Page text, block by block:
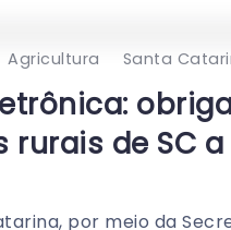
Agricultura Santa
rurais de SC
por meio da